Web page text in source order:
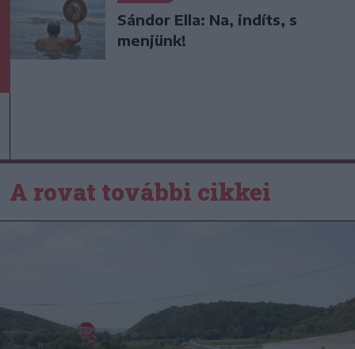
Sándor Ella: Na, indíts, s
menjünk!
A rovat további cikkei